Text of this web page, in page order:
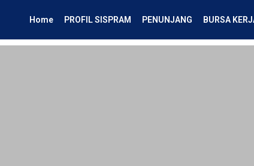
Home PROFIL SISPRAM PENUNJANG BURSA